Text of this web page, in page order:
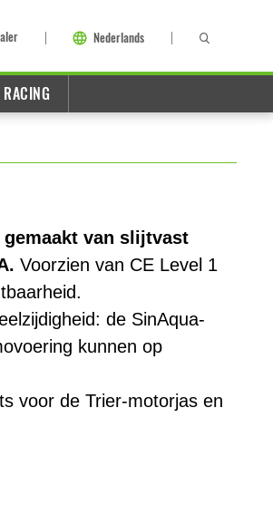
Nederlands
RACING
gemaakt van slijtvast
Voorzien van CE Level 1
de SinAqua-
kunnen op
voor de Trier-motorjas en